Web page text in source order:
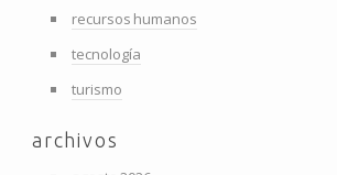
recursos humanos
tecnología
turismo
archivos